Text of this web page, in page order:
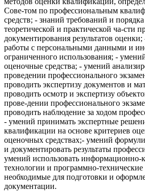
Сове-том по профессиональным
средств; - знаний требований и
теоретической и практической ча-сти
документирования результатов
работы с персональными данными и
ограниченного использования; -
оценочные средства; - умений
проведении профессионального
проводить экспертизу документов и
проводить осмотр и экспертизу
прове-дении профессионального
проводить наблюдение за ходом
- умений принимать экспертные
квалификации на основе критериев
оценочных средствах;- умений
и документировать результаты
умений использовать
технологии и программно-технические
необходимые для подготовки и
документации.